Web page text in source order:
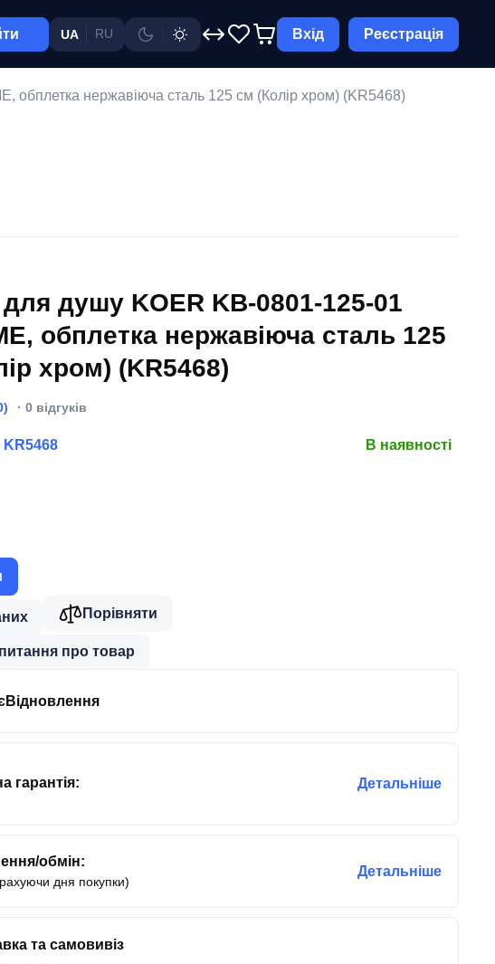
UA RU Вхід Реєстрація
обплетка нержавіюча сталь 125 см (Колір хром) (KR5468)
душу KOER KB-0801-125-01
обплетка нержавіюча сталь 125
хром) (KR5468)
· 0 відгуків
KR5468 В наявності
Порівняти
про товар
гарантія: Детальніше
обмін:
дня покупки)
Детальніше
та самовивіз